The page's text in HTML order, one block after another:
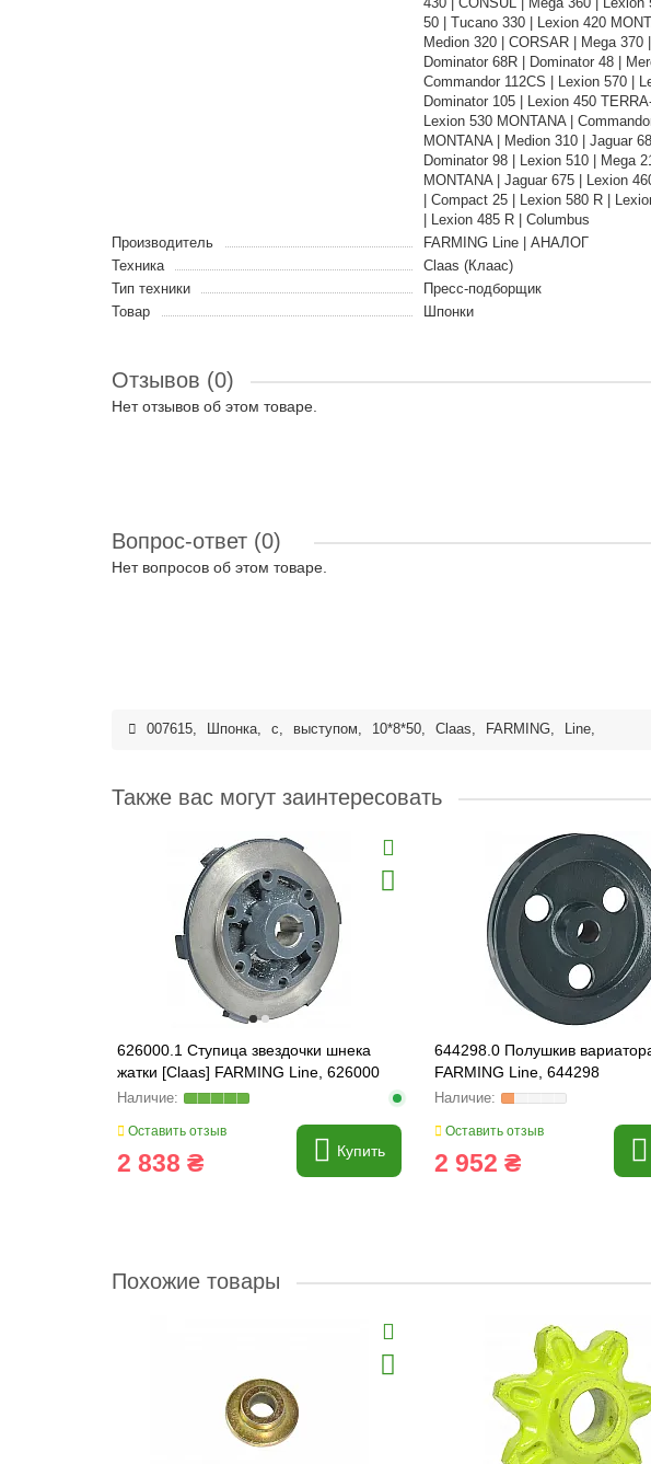
50 | Tucano 330 | Lexion 420
Medion 320 | CORSAR | Mega
Dominator 68R | Dominator 48 |
Commandor 112CS | Lexion 570 |
Dominator 105 | Lexion 450
Lexion 530 MONTANA |
MONTANA | Medion 310 | Jaguar
Dominator 98 | Lexion 510 | Mega
MONTANA | Jaguar 675 | Lexion
| Compact 25 | Lexion 580 R |
| Lexion 485 R | Columbus
Производитель
FARMING Line | АНАЛОГ
Техника
Claas (Клаас)
Тип техники
Пресс-подборщик
Товар
Шпонки
Отзывов (0)
Нет отзывов об этом товаре.
Вопрос-ответ (0)
Нет вопросов об этом товаре.
007615, Шпонка, с, выступом, 10*8*50, Claas, FARMING, Line,
Также вас могут заинтересовать
Нет в наличии
626000.1 Ступица звездочки шнека
жатки [Claas] FARMING Line, 626000
Оставить отзыв
2 838 ₴ Купить
644298.0 Полушкив
FARMING Line, 644298
Оставить отзыв
2 952 ₴
Похожие товары